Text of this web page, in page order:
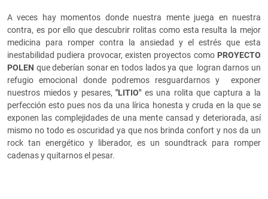
A veces hay momentos donde nuestra mente juega en nuestra
contra, es por ello que descubrir rolitas como esta resulta la mejor
medicina para romper contra la ansiedad y el estrés que esta
inestabilidad pudiera provocar, existen proyectos como PROYECTO
POLEN que deberían sonar en todos lados ya que logran darnos un
refugio emocional donde podremos resguardarnos y exponer
nuestros miedos y pesares,"LITIO" es una rolita que captura a la
perfección esto pues nos da una lírica honesta y cruda en la que se
exponen las complejidades de una mente cansad y deteriorada, así
mismo no todo es oscuridad ya que nos brinda confort y nos da un
rock tan energético y liberador, es un soundtrack para romper
cadenas y quitarnos el pesar.